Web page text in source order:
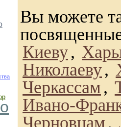
Вы можете
Киеву,
Николаеву,
Черкассам ,
Ивано-
Черновцам ,